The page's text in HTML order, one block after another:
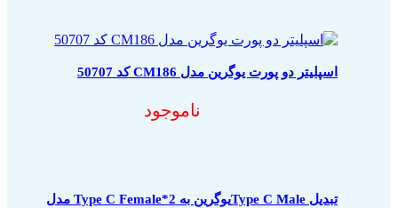
اسپلیتر دو پورت یوگرین مدل CM186 کد 50707
ناموجود
تبدیل Type C Maleیوگرین به 2*Type C Female مدل